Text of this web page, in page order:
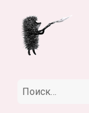
Искать: